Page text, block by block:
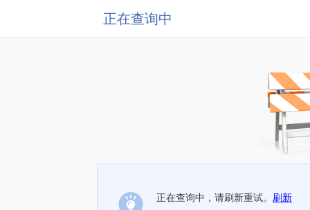
正在查询中
正在查询中，请刷新重试。 刷新